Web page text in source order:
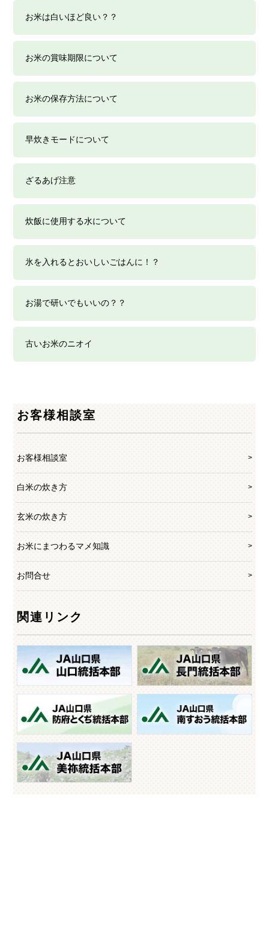
お米は白いほど良い？？
お米の賞味期限について
お米の保存方法について
早炊きモードについて
ざるあげ注意
炊飯に使用する水について
氷を入れるとおいしいごはんに！？
お湯で研いでもいいの？？
古いお米のニオイ
お客様相談室
お客様相談室
白米の炊き方
玄米の炊き方
お米にまつわるマメ知識
お問合せ
関連リンク